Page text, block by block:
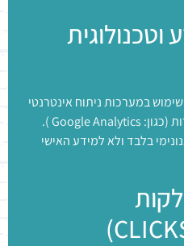
וטכנולוגית
במערכות ניתוח אינטרנטי
לצורך ניטור, שיווק, פרסום ואחרות (כגון: Google Analytics ).
בלבד ולא למידע האישי